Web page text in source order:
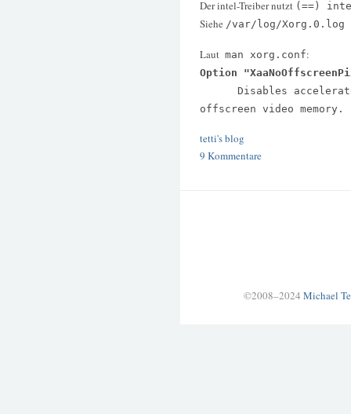
Der intel-Treiber nutzt (==)
Siehe /var/log/Xorg.0.log
Laut man xorg.conf:
Option
Disables
offscreen video memory.
tetti's blog
9 Kommentare
©2008–2024 Michael